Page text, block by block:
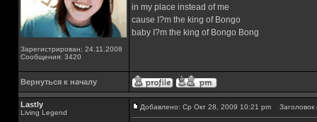
Зарегистрирован: 24.11.2008
Сообщения: 3420
in my place instead of me
cause I?m the king of Bongo
baby I?m the king of Bongo Bong
Вернуться к началу
Lastly
Living Legend
Добавлено: Ср Окт 28, 2009 10:21 pm Заголовок